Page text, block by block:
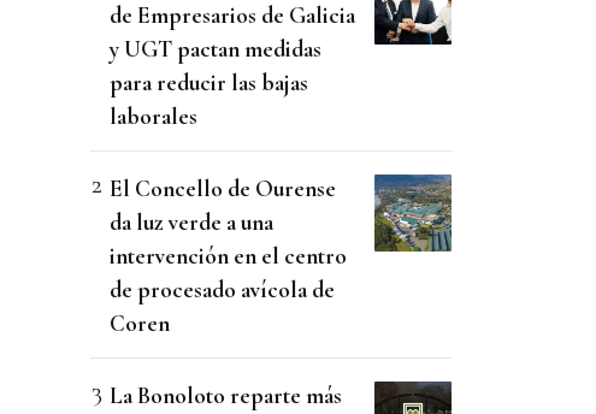
de Empresarios de Galicia
y UGT pactan medidas
para reducir las bajas
laborales
El Concello de Ourense
da luz verde a una
intervención en el centro
de procesado avícola de
Coren
La Bonoloto reparte más